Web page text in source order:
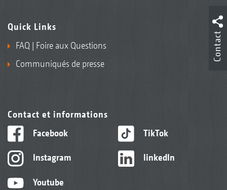
Quick Links
FAQ | Foire aux Questions
Communiqués de presse
Contact et informations
Facebook
Instagram
Youtube
TikTok
linkedIn
Contact